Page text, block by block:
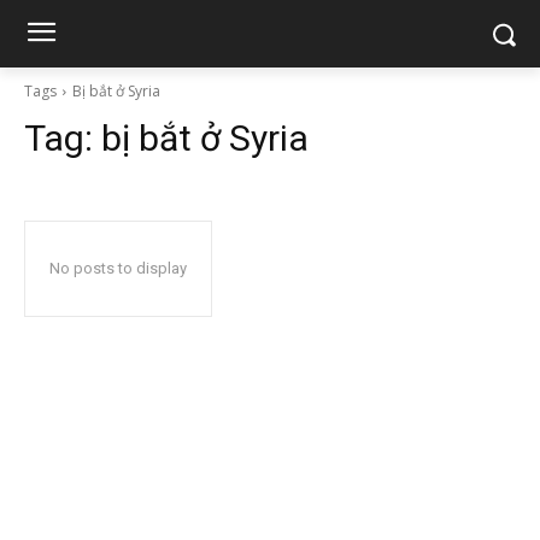
Tags Bị bắt ở Syria
Tag: bị bắt ở Syria
No posts to display